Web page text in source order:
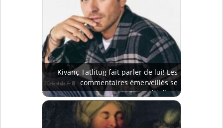
Kivanç Tatlitug fait parler de lui! Les
commentaires émerveillés se
multiplient